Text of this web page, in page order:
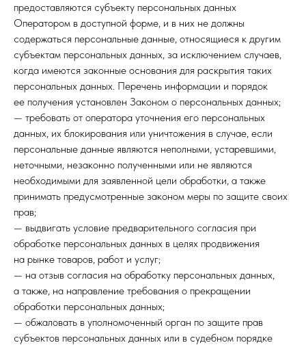
предоставляются субъекту персональных данных
Оператором в доступной форме, и в них не должны
содержаться персональные данные, относящиеся к другим
субъектам персональных данных, за исключением случаев,
когда имеются законные основания для раскрытия таких
персональных данных. Перечень информации и порядок
ее получения установлен Законом о персональных данных;
— требовать от оператора уточнения его персональных
данных, их блокирования или уничтожения в случае, если
персональные данные являются неполными, устаревшими,
неточными, незаконно полученными или не являются
необходимыми для заявленной цели обработки, а также
принимать предусмотренные законом меры по защите своих
прав;
— выдвигать условие предварительного согласия при
обработке персональных данных в целях продвижения
на рынке товаров, работ и услуг;
— на отзыв согласия на обработку персональных данных,
а также, на направление требования о прекращении
обработки персональных данных;
— обжаловать в уполномоченный орган по защите прав
субъектов персональных данных или в судебном порядке